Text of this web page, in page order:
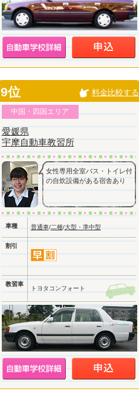
9位 料金比較する
中国・四国エリア
愛媛県
宇摩自動車教習所
女性専用全室バス・トイレ付
の自炊設備がある宿舎あり
車種 普通車/二種/大型・準中型
割引
教習車
トヨタコンフォート